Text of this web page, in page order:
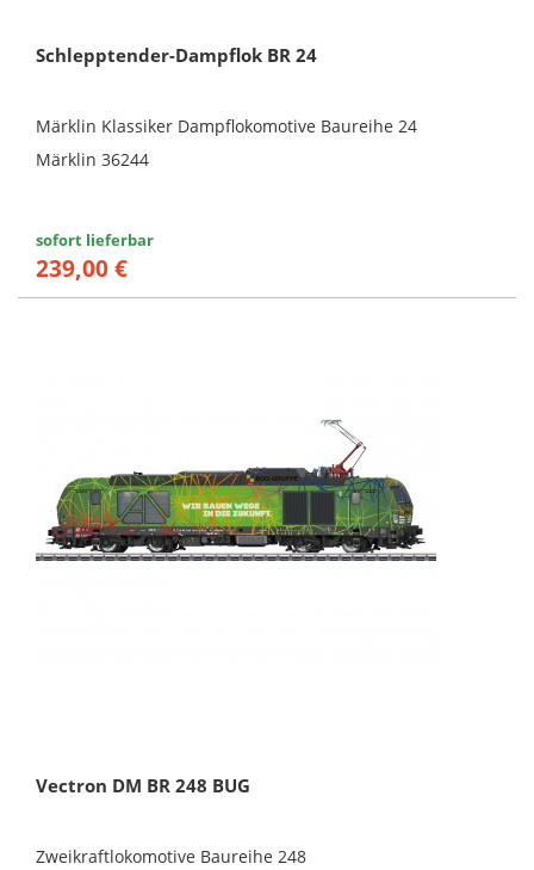
Schlepptender-Dampflok BR 24
Märklin Klassiker Dampflokomotive Baureihe 24
Märklin 36244
sofort lieferbar
239,00 €
Vectron DM BR 248 BUG
Zweikraftlokomotive Baureihe 248